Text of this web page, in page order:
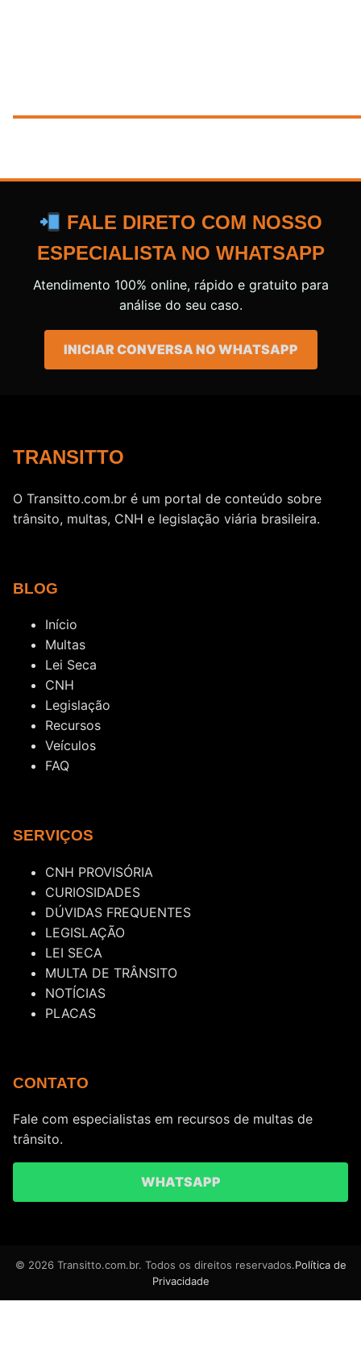
FALE DIRETO COM NOSSO
ESPECIALISTA NO WHATSAPP
Atendimento 100% online, rápido e gratuito para
análise do seu caso.
INICIAR CONVERSA NO WHATSAPP
TRANSITTO
O Transitto.com.br é um portal de conteúdo sobre
trânsito, multas, CNH e legislação viária brasileira.
BLOG
Início
Multas
Lei Seca
CNH
Legislação
Recursos
Veículos
FAQ
SERVIÇOS
CNH PROVISÓRIA
CURIOSIDADES
DÚVIDAS FREQUENTES
LEGISLAÇÃO
LEI SECA
MULTA DE TRÂNSITO
NOTÍCIAS
PLACAS
CONTATO
Fale com especialistas em recursos de multas de
trânsito.
WHATSAPP
© 2026 Transitto.com.br. Todos os direitos reservados.Política de
Privacidade